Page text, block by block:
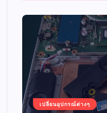
เปลี่ยนอุปกรณ์ต่างๆ